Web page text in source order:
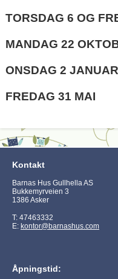
TORSDAG 6 OG
MANDAG 22
ONSDAG 2 JANUAR
FREDAG 31 MAI
Kontakt
Barnas Hus Gullhella AS
Bukkemyrveien 3
1386 Asker
T: 47463332
E: kontor@barnashus.com
Åpningstid: